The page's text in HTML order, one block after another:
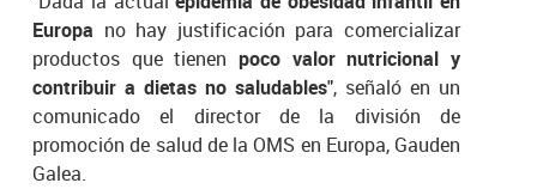
Europa no hay justificación para comercializar
productos que tienenpoco valor nutricional y
contribuir a dietas no saludables", señaló en un
comunicado el director de la división de
promoción de salud de la OMS en Europa, Gauden
Galea.